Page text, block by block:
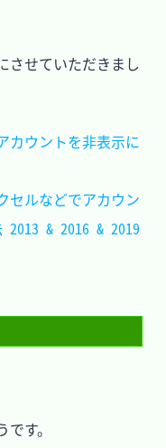
させていただきまし
カウントを非表示に
セルなどでアカウン
2013 & 2016 & 2019
す。